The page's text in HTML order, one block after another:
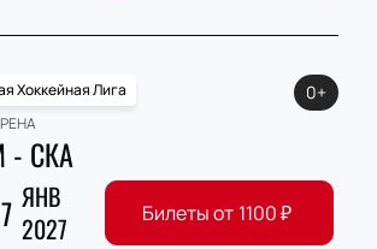
Хоккейная Лига
СКА
ЯНВ
2027
0+
Билеты от 1100₽